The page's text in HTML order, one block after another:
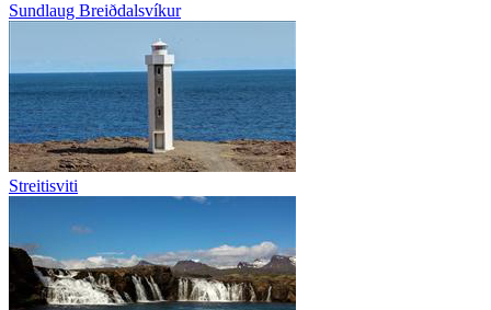
Sundlaug Breiðdalsvíkur
Streitisviti